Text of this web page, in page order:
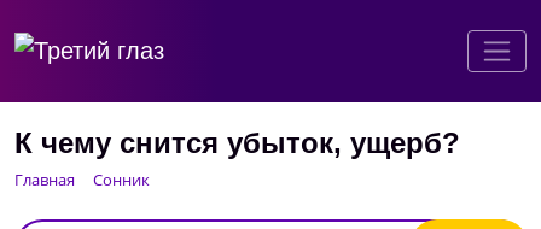
К чему снится убыток, ущерб?
Главная Сонник